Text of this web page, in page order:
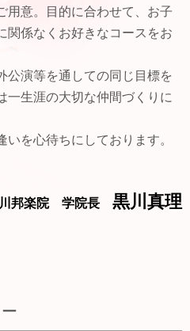
用意。目的に合わせて、お子
関係なくお好きなコースをお
公演等を通しての同じ目標を
一生涯の大切な仲間づくりに
を心待ちにしております。
邦楽院 学院長 黒川真理